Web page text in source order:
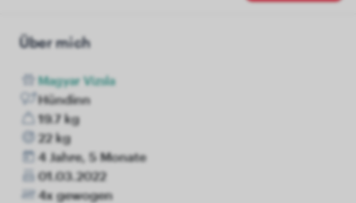
Über mich
Magyar Vizsla
Hündinn
19.7 kg
22 kg
4 Jahre, 5 Monate
01.03.2022
4x gewogen